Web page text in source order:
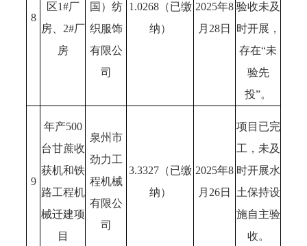
8
区1#厂
房、2#厂
房
国）纺
织服饰
有限公
司
1.0268（已缴
纳）
2025年8
月28日
验收未及
时开展，
存在“未
验先
投”。
9
年产500
台甘蔗收
获机和铁
路工程机
械迁建项
目
泉州市
劲力工
程机械
有限公
司
3.3327（已缴
纳）
2025年8
月26日
项目已完
工，未及
时开展水
土保持设
施自主验
收。